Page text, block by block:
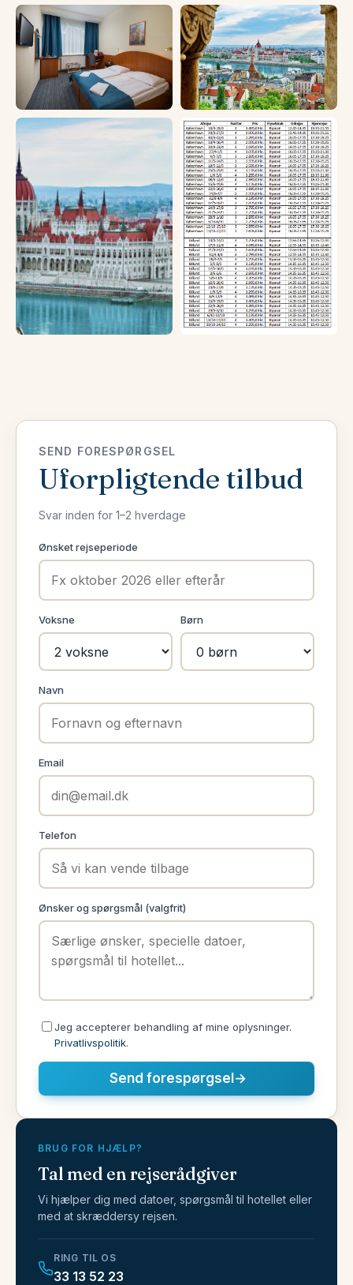
SEND FORESPØRGSEL
Uforpligtende tilbud
Svar inden for 1–2 hverdage
Ønsket rejseperiode
Voksne Børn
Navn
Email
Telefon
Ønsker og spørgsmål (valgfrit)
Jeg accepterer behandling af mine oplysninger.
Privatlivspolitik.
Send forespørgsel →
BRUG FOR HJÆLP?
Tal med en rejserådgiver
Vi hjælper dig med datoer, spørgsmål til hotellet eller
med at skræddersy rejsen.
RING TIL OS
33 13 52 23